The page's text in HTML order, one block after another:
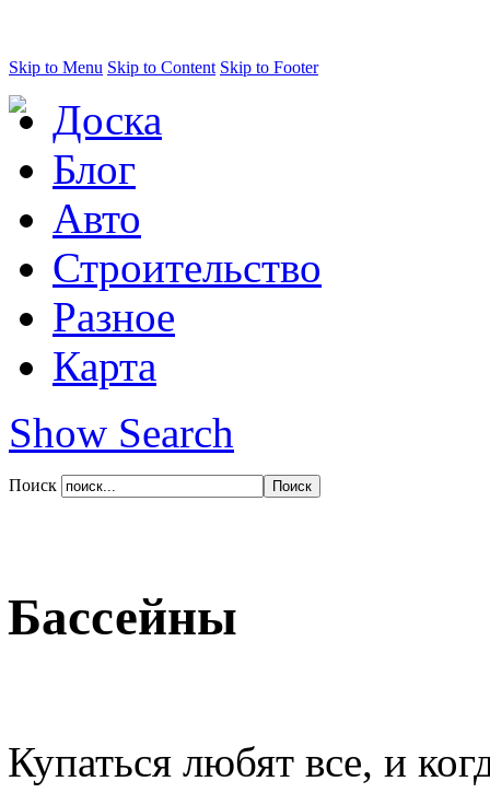
Skip to Menu Skip to Content Skip to Footer
Доска
Блог
Авто
Строительство
Разное
Карта
Show Search
Поиск
Бассейны
Купаться любят все, и